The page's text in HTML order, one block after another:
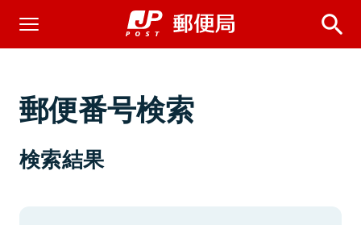
郵便番号検索
検索結果